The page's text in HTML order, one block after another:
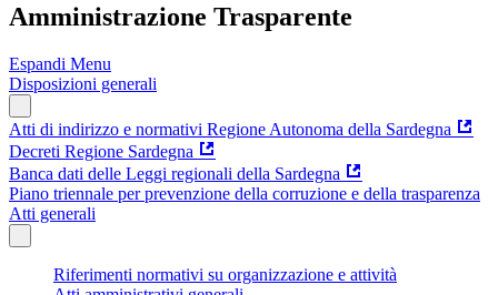
Amministrazione Trasparente
Espandi Menu
Disposizioni generali
Atti di indirizzo e normativi Regione Autonoma della Sardegna
Decreti Regione Sardegna
Banca dati delle Leggi regionali della Sardegna
Piano triennale per prevenzione della corruzione e della trasparenza
Atti generali
Riferimenti normativi su organizzazione e attività